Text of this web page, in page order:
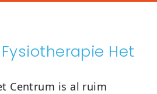
Het
Centrum is al ruim